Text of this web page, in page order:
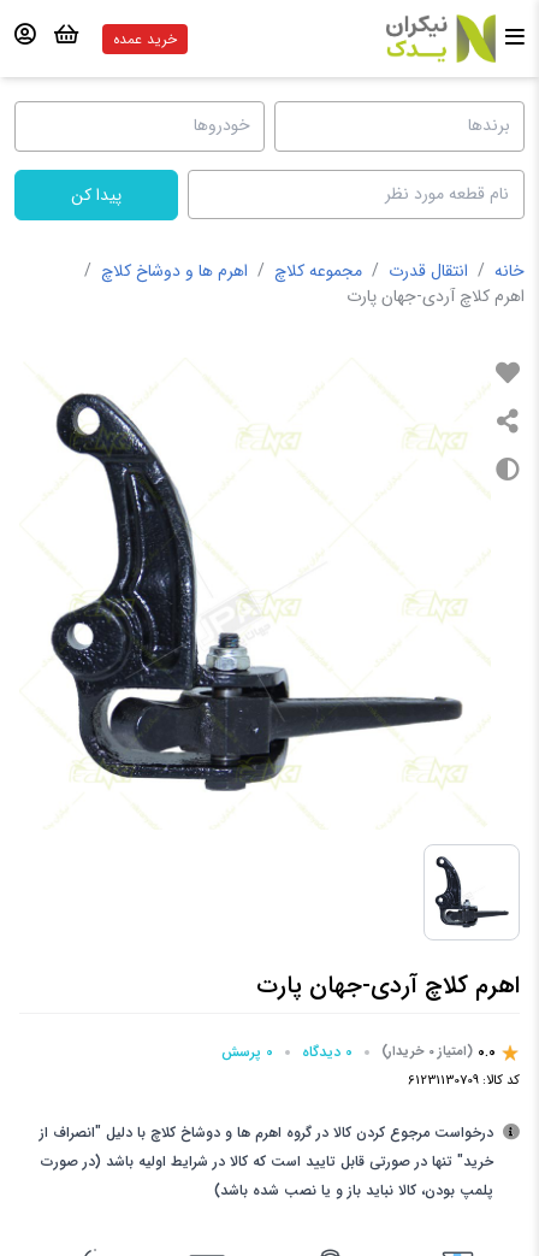
خرید عمده
پیدا کن
خانه / انتقال قدرت / مجموعه کلاچ / اهرم ها و دوشاخ کلاچ /
اهرم کلاچ آردی-جهان پارت
اهرم کلاچ آردی-جهان پارت
0.0 (امتیاز 0 خریدار) 0 دیدگاه 0 پرسش‌
کد کالا: 61231130709
درخواست مرجوع کردن کالا در گروه اهرم ها و دوشاخ کلاچ با دلیل "انصراف از
خرید" تنها در صورتی قابل تایید است که کالا در شرایط اولیه باشد (در صورت
پلمپ بودن، کالا نباید باز و یا نصب شده باشد)